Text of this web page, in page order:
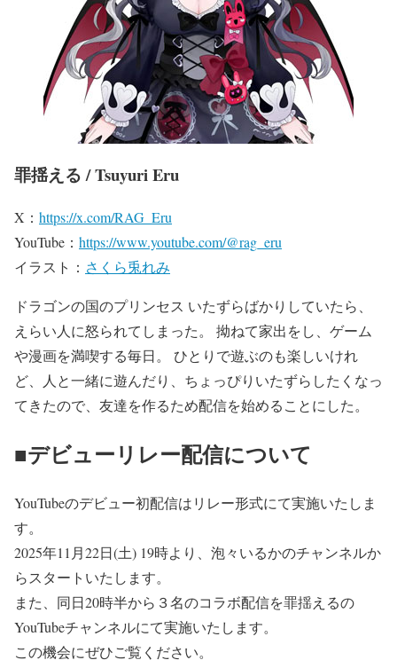
罪揺える / Tsuyuri Eru
X： https://x.com/RAG_Eru
YouTube： https://www.youtube.com/@rag_eru
イラスト： さくら兎れみ
ドラゴンの国のプリンセス いたずらばかりしていたら、
えらい人に怒られてしまった。 拗ねて家出をし、ゲーム
や漫画を満喫する毎日。 ひとりで遊ぶのも楽しいけれ
ど、人と一緒に遊んだり、ちょっぴりいたずらしたくなっ
てきたので、友達を作るため配信を始めることにした。
■デビューリレー配信について
YouTubeのデビュー初配信はリレー形式にて実施いたしま
す。
2025年11月22日(土) 19時より、泡々いるかのチャンネルか
らスタートいたします。
また、同日20時半から３名のコラボ配信を罪揺えるの
YouTubeチャンネルにて実施いたします。
この機会にぜひご覧ください。